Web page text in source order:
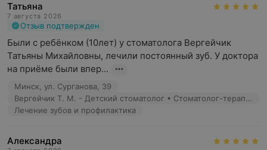
Татьяна
7 августа 2026
Отзыв подтвержден
Были с ребёнком (10лет) у стоматолога Вергейчик
Татьяны Михайловны, лечили постоянный зуб. У доктора
на приёме были впер...
Минск, ул. Сурганова, 39
Вергейчик Т. М. - Детский стоматолог • Стоматолог-терапевт
Лечение зубов и профилактика
Александра